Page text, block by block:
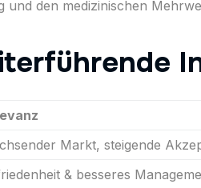
und den medizinischen
Markt, steigende
& besseres